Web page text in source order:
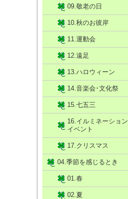
09.敬老の日
10.秋のお彼岸
11.運動会
12.遠足
13.ハロウィーン
14.音楽会･文化祭
15.七五三
16.イルミネーション
イベント
17.クリスマス
04.季節を感じるとき
01.春
02.夏